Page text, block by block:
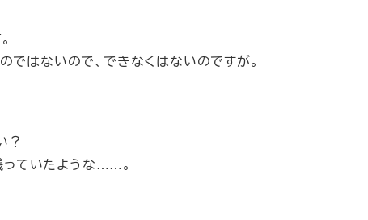
はないので、できなくはないのですが。
？
っていたような……。